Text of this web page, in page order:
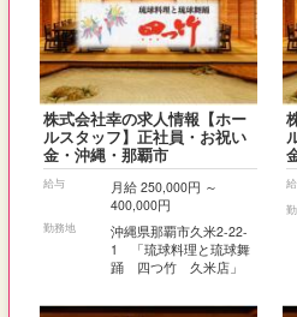
株式会社幸の求人情報【ホー
ルスタッフ】正社員・お祝い
金・沖縄・那覇市
給与
月給 250,000円 ～
400,000円
勤務地
沖縄県那覇市久米2-22-
1 「琉球料理と琉球舞
踊 四つ竹 久米店」